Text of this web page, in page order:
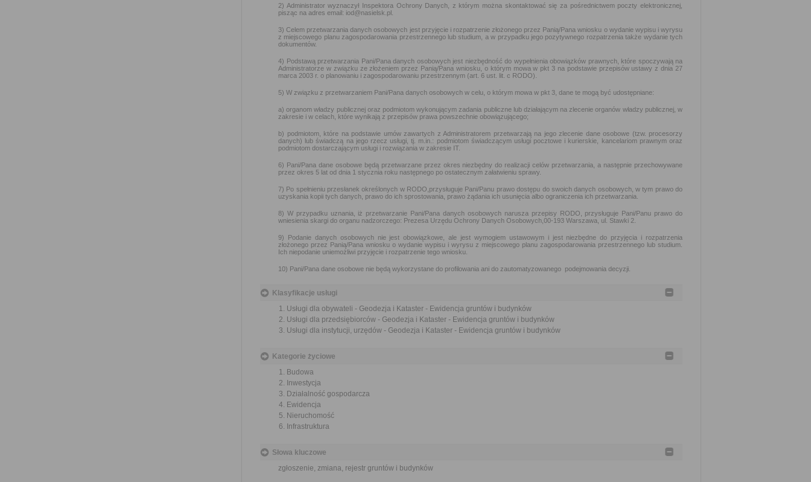
2) Administrator wyznaczył Inspektora Ochrony Danych, z którym można skontaktować się za pośrednictwem poczty elektronicznej,
pisząc na adres email: iod@nasielsk.pl.
3) Celem przetwarzania danych osobowych jest przyjęcie i rozpatrzenie złożonego przez Panią/Pana wniosku o wydanie wypisu i wyrysu
z miejscowego planu zagospodarowania przestrzennego lub studium, a w przypadku jego pozytywnego rozpatrzenia także wydanie tych
dokumentów.
4) Podstawą przetwarzania Pani/Pana danych osobowych jest niezbędność do wypełnienia obowiązków prawnych, które spoczywają na
Administratorze w związku ze złożeniem przez Panią/Pana wniosku, o którym mowa w pkt 3 na podstawie przepisów ustawy z dnia 27
marca 2003 r. o planowaniu i zagospodarowaniu przestrzennym (art. 6 ust. lit. c RODO).
5) W związku z przetwarzaniem Pani/Pana danych osobowych w celu, o którym mowa w pkt 3, dane te mogą być udostępniane:
a) organom władzy publicznej oraz podmiotom wykonującym zadania publiczne lub działającym na zlecenie organów władzy publicznej, w
zakresie i w celach, które wynikają z przepisów prawa powszechnie obowiązującego;
b) podmiotom, które na podstawie umów zawartych z Administratorem przetwarzają na jego zlecenie dane osobowe (tzw. procesorzy
danych) lub świadczą na jego rzecz usługi, tj. m.in.: podmiotom świadczącym usługi pocztowe i kurierskie, kancelariom prawnym oraz
podmiotom dostarczającym usługi i rozwiązania w zakresie IT.
6) Pani/Pana dane osobowe będą przetwarzane przez okres niezbędny do realizacji celów przetwarzania, a następnie przechowywane
przez okres 5 lat od dnia 1 stycznia roku następnego po ostatecznym załatwieniu sprawy.
7) Po spełnieniu przesłanek określonych w RODO,przysługuje Pani/Panu prawo dostępu do swoich danych osobowych, w tym prawo do
uzyskania kopii tych danych, prawo do ich sprostowania, prawo żądania ich usunięcia albo ograniczenia ich przetwarzania.
8) W przypadku uznania, iż przetwarzanie Pani/Pana danych osobowych narusza przepisy RODO, przysługuje Pani/Panu prawo do
wniesienia skargi do organu nadzorczego: Prezesa Urzędu Ochrony Danych Osobowych,00-193 Warszawa, ul. Stawki 2.
9) Podanie danych osobowych nie jest obowiązkowe, ale jest wymogiem ustawowym i jest niezbędne do przyjęcia i rozpatrzenia
złożonego przez Panią/Pana wniosku o wydanie wypisu i wyrysu z miejscowego planu zagospodarowania przestrzennego lub studium.
Ich niepodanie uniemożliwi przyjęcie i rozpatrzenie tego wniosku.
10) Pani/Pana dane osobowe nie będą wykorzystane do profilowania ani do zautomatyzowanego podejmowania decyzji.
Klasyfikacje usługi
Usługi dla obywateli - Geodezja i Kataster - Ewidencja gruntów i budynków
Usługi dla przedsiębiorców - Geodezja i Kataster - Ewidencja gruntów i budynków
Usługi dla instytucji, urzędów - Geodezja i Kataster - Ewidencja gruntów i budynków
Kategorie życiowe
Budowa
Inwestycja
Działalność gospodarcza
Ewidencja
Nieruchomość
Infrastruktura
Słowa kluczowe
zgłoszenie, zmiana, rejestr gruntów i budynków